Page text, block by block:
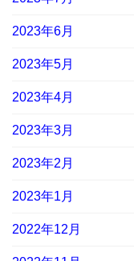
2023年6月
2023年5月
2023年4月
2023年3月
2023年2月
2023年1月
2022年12月